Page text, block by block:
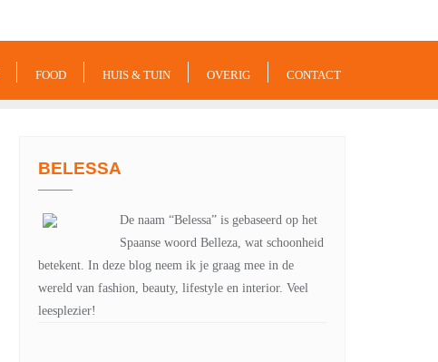
FOOD HUIS & TUIN OVERIG CONTACT
BELESSA
De naam “Belessa” is gebaseerd op het
Spaanse woord Belleza, wat schoonheid
betekent. In deze blog neem ik je graag mee in de
wereld van fashion, beauty, lifestyle en interior. Veel
leesplezier!